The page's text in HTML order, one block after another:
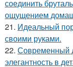
соединить
ощущением
21. Идеальный
своими руками.
22. Современный
элегантность в